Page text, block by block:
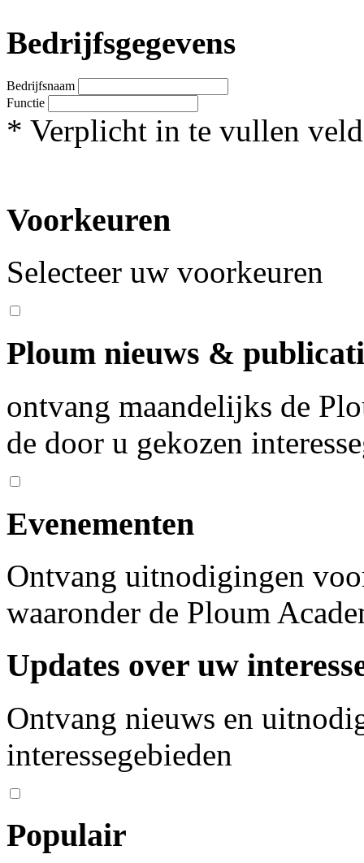
Bedrijfsgegevens
Bedrijfsnaam
Functie
* Verplicht in te vullen
Voorkeuren
Selecteer uw voorkeuren
Ploum nieuws &
ontvang maandelijks de
de door u gekozen
Evenementen
Ontvang uitnodigingen
waaronder de Ploum
Updates over uw
Ontvang nieuws en
interessegebieden
Populair